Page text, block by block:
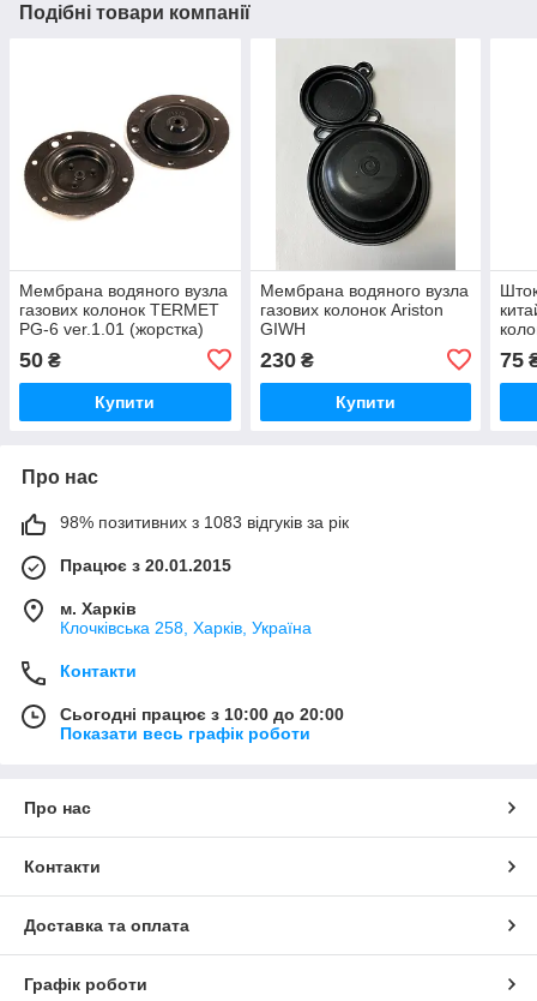
Подібні товари компанії
Мембрана водяного вузла
газових колонок TERMET
PG-6 ver.1.01 (жорстка)
50 ₴
Купити
Мембрана водяного вузла
газових колонок Ariston
GIWH
230₴
Купити
75
Про нас
98% позитивних з 1083 відгуків за рік
Працює з 20.01.2015
м. Харків
Клочкiвська 258, Харків, Україна
Контакти
Сьогодні працює з 10:00 до 20:00
Показати весь графік роботи
Про нас
Контакти
Доставка та оплата
Графік роботи